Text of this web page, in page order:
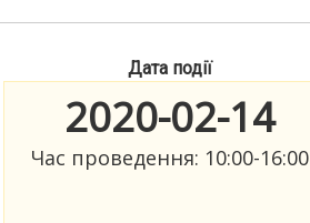
Дата події
2020-02-14
Час проведення: 10:00-16:00